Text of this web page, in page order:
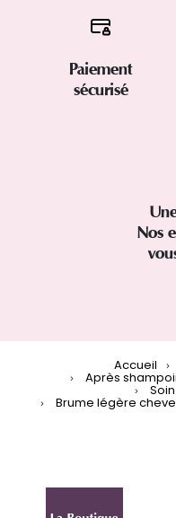
Paiement
sécurisé
Nos
Accueil
Après
Brume légère